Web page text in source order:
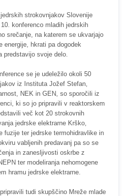
strokovnjakov Slovenije
konferenco mladih jedrskih
srečanje, na katerem se ukvarjajo
energije, hkrati pa dogodek
predstavijo svoje delo.
se je udeležilo okoli 50
iz Instituta Jožef Stefan,
NEK in GEN, so sporočili iz
ki so jo pripravili v reaktorskem
več kot 20 strokovnih
jedrske elektrarne Krško,
fuzije ter jedrske termohidravlike in
vabljenih predavanj pa so se
in zanesljivosti oskrbe z
ter modeliranja nehomogene
hramu jedrske elektrarne.
tudi skupščino Mreže mlade